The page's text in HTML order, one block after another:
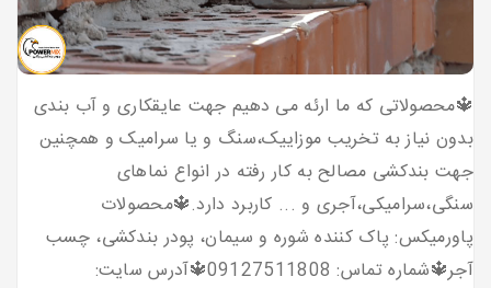
🔱محصولاتی که ما ارئه می دهیم جهت عایقکاری و آب بندی
بدون نیاز به تخریب موزاییک،سنگ و یا سرامیک و همچنین
جهت بندکشی مصالح به کار رفته در انواع نماهای
سنگی،سرامیکی،آجری و ... کاربرد دارد.🔱محصولات
پاورمیکس: پاک کننده شوره و سیمان، پودر بندکشی، چسب
آجر🔱شماره تماس: 09127511808🔱آدرس سایت: